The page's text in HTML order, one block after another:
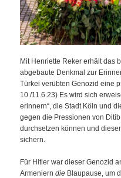
Mit Henriette Reker erhält das
abgebaute Denkmal zur
Türkei verübten Genozid eine
10./11.6.23) Es wird sich
erinnern“, die Stadt Köln und
gegen die Pressionen von
durchsetzen können und
sichern.
Für Hitler war dieser Genozid
Armenierndie Blaupause, um